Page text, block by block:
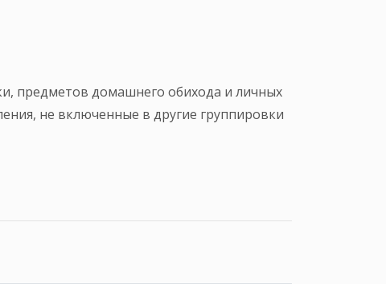
предметов домашнего обихода и личных
не включенные в другие группировки